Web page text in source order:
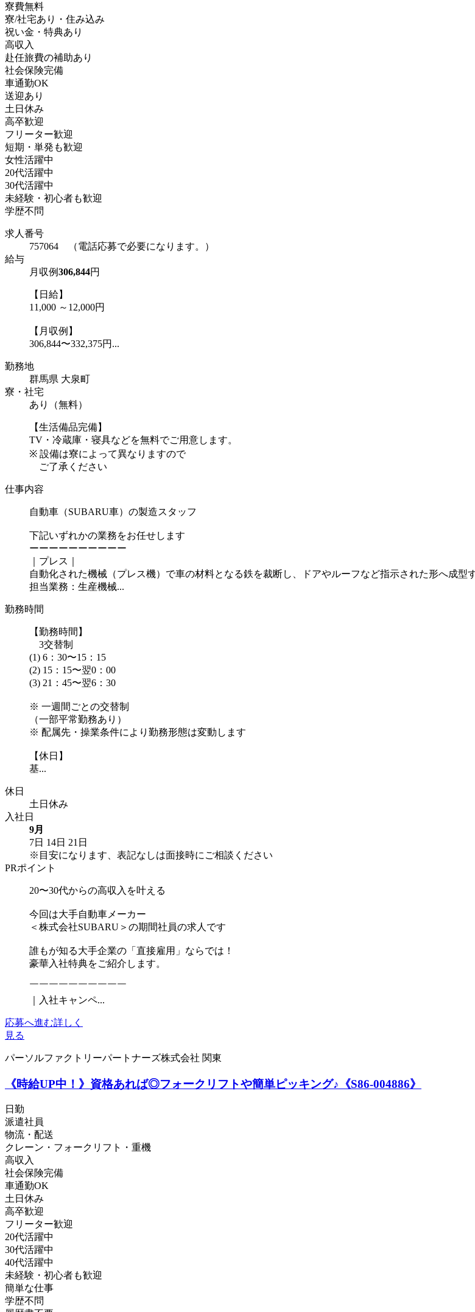
寮費無料
寮/社宅あり・住み込み
祝い金・特典あり
高収入
赴任旅費の補助あり
社会保険完備
車通勤OK
送迎あり
土日休み
高卒歓迎
フリーター歓迎
短期・単発も歓迎
女性活躍中
20代活躍中
30代活躍中
未経験・初心者も歓迎
学歴不問
求人番号
757064 （電話応募で必要になります。）
給与
月収例306,844円
【日給】
11,000 ～12,000円
【月収例】
306,844〜332,375円...
勤務地
群馬県 大泉町
寮・社宅
あり（無料）
【生活備品完備】
TV・冷蔵庫・寝具などを無料でご用意します。
※ 設備は寮によって異なりますので
ご了承ください
仕事内容
自動車（SUBARU車）の製造スタッフ
下記いずれかの業務をお任せします
ーーーーーーーーーー
｜プレス｜
自動化された機械（プレス機）で車の材料となる鉄を裁断し、ドアやルーフなど指示された形へ成型
担当業務：生産機械...
勤務時間
【勤務時間】
3交替制
(1) 6：30〜15：15
(2) 15：15〜翌0：00
(3) 21：45〜翌6：30
※ 一週間ごとの交替制
（一部平常勤務あり）
※ 配属先・操業条件により勤務形態は変動します
【休日】
基...
休日
土日休み
入社日
9月
7日 14日 21日
※目安になります、表記なしは面接時にご相談ください
PRポイント
20〜30代からの高収入を叶える
今回は大手自動車メーカー
＜株式会社SUBARU＞の期間社員の求人です
誰もが知る大手企業の「直接雇用」ならでは！
豪華入社特典をご紹介します。
￣￣￣￣￣￣￣￣￣￣
｜入社キャンペ...
応募へ進む詳しく
見る
パーソルファクトリーパートナーズ株式会社 関東
《時給UP中！》資格あれば◎フォークリフトや簡単ピッキング♪《S86-004886》
日勤
派遣社員
物流・配送
クレーン・フォークリフト・重機
高収入
社会保険完備
車通勤OK
土日休み
高卒歓迎
フリーター歓迎
20代活躍中
30代活躍中
40代活躍中
未経験・初心者も歓迎
簡単な仕事
学歴不問